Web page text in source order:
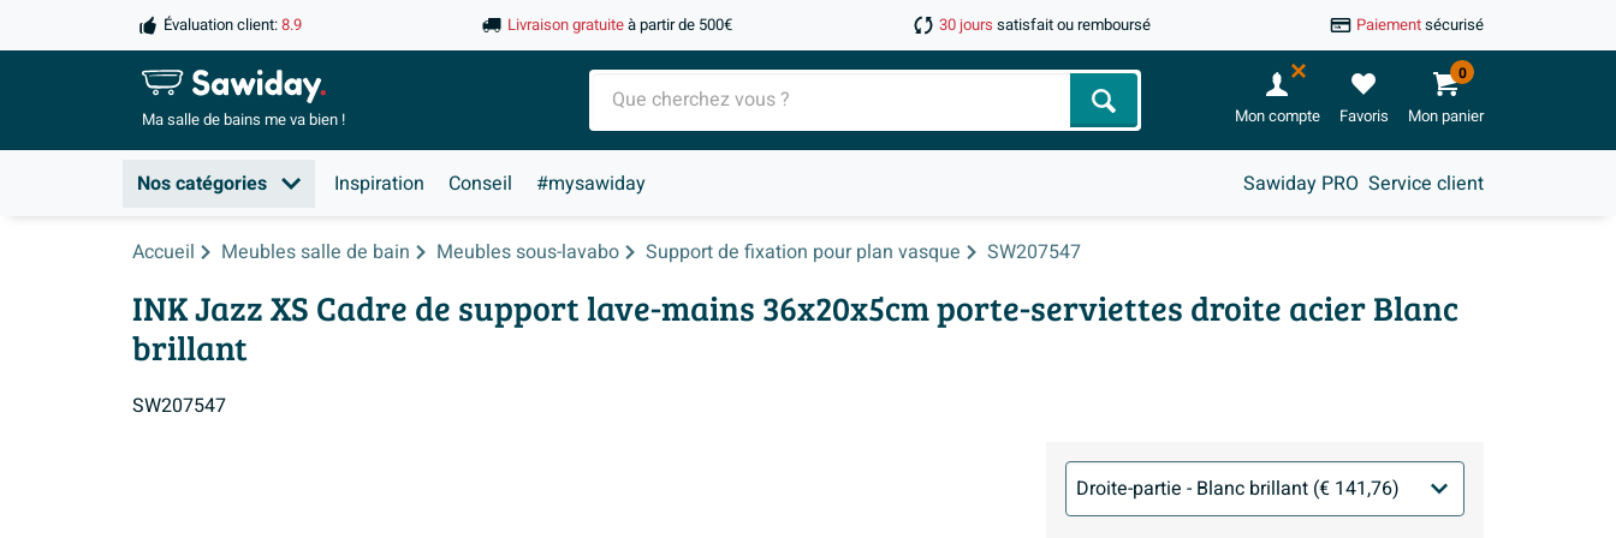
Évaluation client:8.9 Livraison gratuiteà partir de 500€ 30 jours satisfait ou remboursé Paiementsécurisé
Ma salle debains me va bien ! Chercher Mon compte Favoris Mon panier
0
Nos catégories Inspiration Conseil #mysawiday Sawiday PRO Service client
Accueil Meubles salle de bain Meubles sous-lavabo Support de fixation pour plan vasque SW207547
INK Jazz XS Cadre de support lave-mains 36x20x5cm porte-serviettes droite acier Blanc
brillant
SW207547